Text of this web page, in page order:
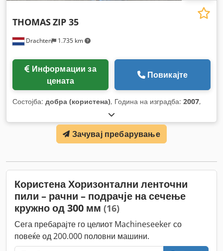
Drachten 1.735 km
THOMASZIP 35
цената
Повикајте
Состојба: добра (користена), Година на изградба: 2007,
Зачувај пребарување
Користена Хоризонтални ленточни
пили – рачни – подрачје на сечење
кружно од 300 мм (16)
Сега пребарајте го целиот Machineseeker со
повеќе од 200.000 половни машини.